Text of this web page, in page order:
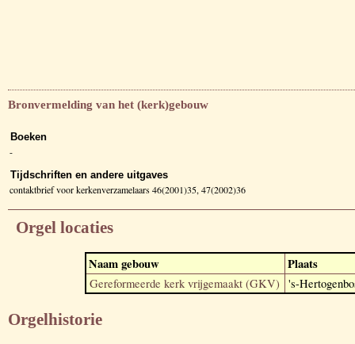
Bronvermelding van het (kerk)gebouw
Boeken
-
Tijdschriften en andere uitgaves
contaktbrief voor kerkenverzamelaars 46(2001)35, 47(2002)36
Orgel locaties
Naam gebouw Plaats
Gereformeerde kerk vrijgemaakt (GKV) 's-
Orgelhistorie